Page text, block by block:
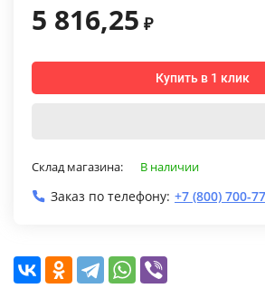
5 816,25 ₽
Купить в 1 клик
Склад магазина: В наличии
Заказ по телефону: +7 (800) 700-